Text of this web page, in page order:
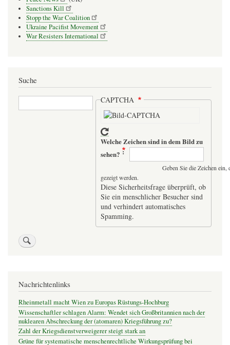
Sanctions Kill
Stopp the War Coalition
Ukraine Pacifist Movement
War Resisters International
Suche
Suche CAPTCHA
Welche Zeichen sind in dem Bild zu
sehen?
Geben Sie die Zeichen
gezeigt werden.
Diese Sicherheitsfrage überprüft, ob
Sie ein menschlicher Besucher sind
und verhindert automatisches
Spamming.
Nachrichtenlinks
Rheinmetall macht Wien zu Europas Rüstungs-Hochburg
Wissenschaftler schlagen Alarm: Wendet sich Großbritannien nach der
nuklearen Abschreckung der (atomaren) Kriegsführung zu?
Zahl der Kriegsdienstverweigerer steigt stark an
Grüne für systematische menschenrechtliche Wirkungsprüfung bei